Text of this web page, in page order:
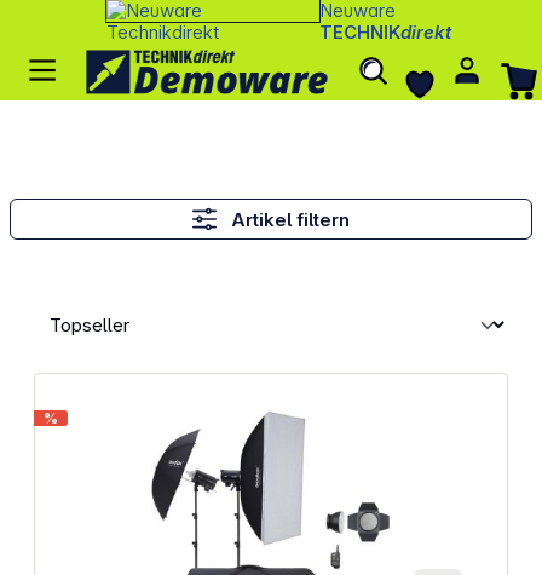
Neuware
TECHNIKdirekt
Artikel filtern
%